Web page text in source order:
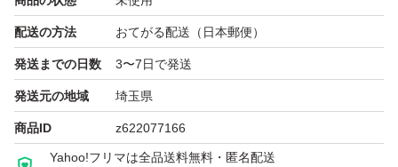
配送の方法 おてがる配送（日本郵便）
発送までの日数 3〜7日で発送
発送元の地域 埼玉県
商品ID z622077166
Yahoo!フリマは全品送料無料・匿名配送